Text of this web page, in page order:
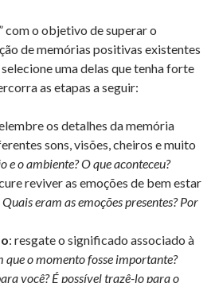
com o objetivo de superar o
de memórias positivas existentes
uma delas que tenha forte
as etapas a seguir:
os detalhes da memória
sons, visões, cheiros e muito
e o ambiente? O que aconteceu?
reviver as emoções de bem estar
Quais eram as emoções presentes? Por
: resgate o significado associado à
que o momento fosse importante?
você? É possível trazê-lo para o